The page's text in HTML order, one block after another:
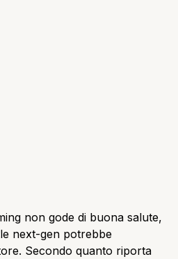
non gode di buona salute,
next-gen potrebbe
Secondo quanto riporta